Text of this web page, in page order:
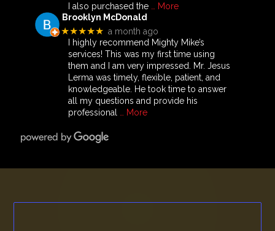
I also purchased the
… More
Brooklyn McDonald
★★★★★ a month ago
I highly recommend Mighty Mike’s
services! This was my first time using
them and I am very impressed. Mr. Jesus
Lerma was timely, flexible, patient, and
knowledgeable. He took time to answer
all my questions and provide his
professional
… More